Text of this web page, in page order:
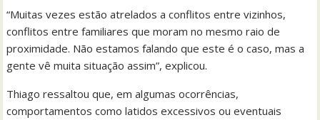
“Muitas vezes estão atrelados a conflitos entre vizinhos,
conflitos entre familiares que moram no mesmo raio de
proximidade. Não estamos falando que este é o caso, mas a
gente vê muita situação assim”, explicou.
Thiago ressaltou que, em algumas ocorrências,
comportamentos como latidos excessivos ou eventuais